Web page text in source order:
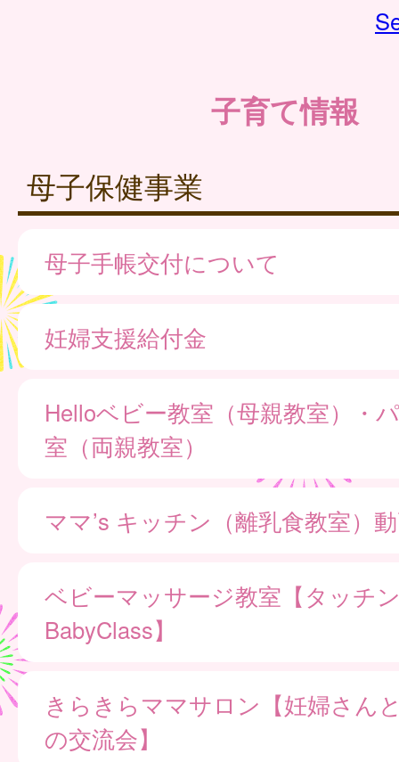
子育て情報
母子保健事業
母子手帳交付について
妊婦支援給付金
Helloベビー教室（母親教室）・
室（両親教室）
ママ’s キッチン（離乳食教室）
ベビーマッサージ教室【タッチ
BabyClass】
きらきらママサロン【妊婦さん
の交流会】